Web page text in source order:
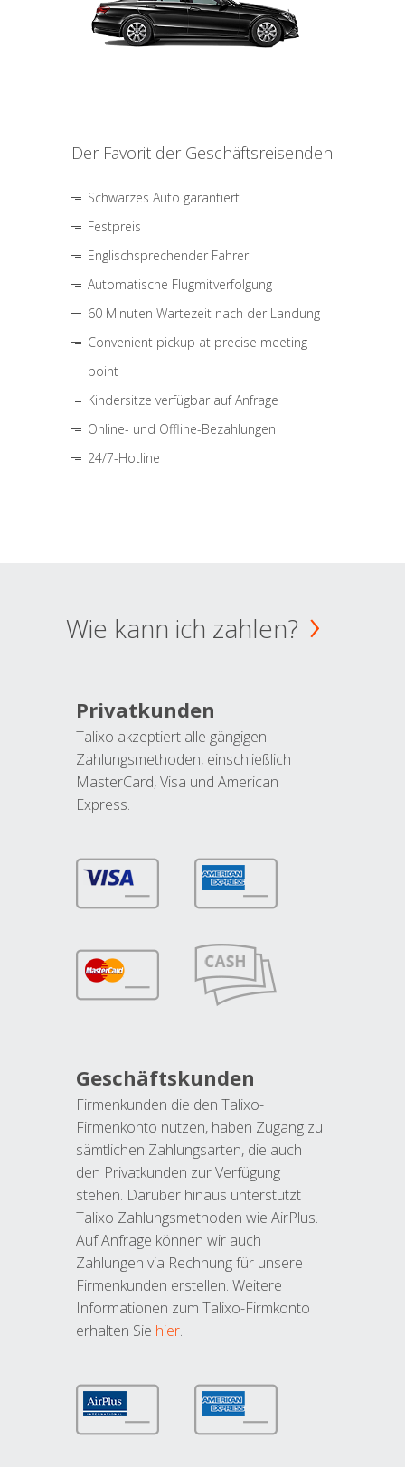
Der Favorit der Geschäftsreisenden
Schwarzes Auto garantiert
Festpreis
Englischsprechender Fahrer
Automatische Flugmitverfolgung
60 Minuten Wartezeit nach der Landung
Convenient pickup at precise meeting
point
Kindersitze verfügbar auf Anfrage
Online- und Offline-Bezahlungen
24/7-Hotline
Wie kann ich zahlen?
Privatkunden
Talixo akzeptiert alle gängigen
Zahlungsmethoden, einschließlich
MasterCard, Visa und American
Express.
Geschäftskunden
Firmenkunden die den Talixo-
Firmenkonto nutzen, haben Zugang zu
sämtlichen Zahlungsarten, die auch
den Privatkunden zur Verfügung
stehen. Darüber hinaus unterstützt
Talixo Zahlungsmethoden wie AirPlus.
Auf Anfrage können wir auch
Zahlungen via Rechnung für unsere
Firmenkunden erstellen. Weitere
Informationen zum Talixo-Firmkonto
erhalten Sie hier.